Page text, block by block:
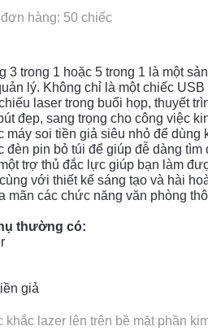
hàng: 50 chiếc
3 trong 1 hoặc 5 trong 1 là một
lý. Không chỉ là một chiếc
laser trong buổi họp, thuyết
đẹp, sang trọng cho công việc
máy soi tiền giả siêu nhỏ để dùng
đèn pin bỏ túi để giúp đễ dàng
trợ thủ đắc lực giúp bạn làm
với thiết kế sáng tạo và hài
mãn các chức năng văn phòng
thường có:
giả
khắc lazer lên trên bề mặt phần